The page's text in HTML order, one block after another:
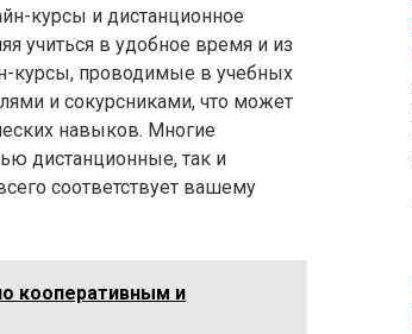
курсы и дистанционное
учиться в удобное время и из
курсы, проводимые в учебных
и сокурсниками, что может
навыков. Многие
дистанционные, так и
соответствует вашему
кооперативным и